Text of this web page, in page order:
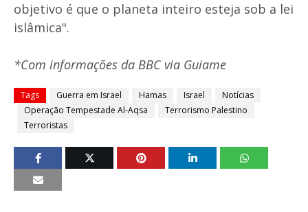
objetivo é que o planeta inteiro esteja sob a lei
islâmica".
*Com informações da BBC via Guiame
Tags Guerra em Israel Hamas Israel
Notícias
Operação Tempestade Al-Aqsa
Terrorismo Palestino
Terroristas